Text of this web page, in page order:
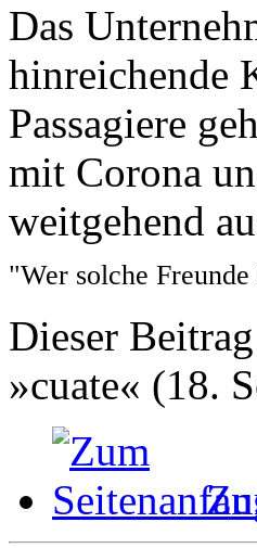
Das
hinreichende
Passagiere
mit Corona
weitgehend
"Wer solche
Dieser
»cuate« (18.